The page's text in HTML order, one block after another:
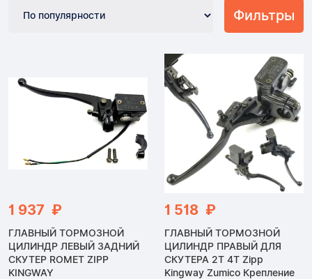
Фильтры
1 937 ₽
ГЛАВНЫЙ ТОРМОЗНОЙ
ЦИЛИНДР ЛЕВЫЙ ЗАДНИЙ
СКУТЕР ROMET ZIPP
KINGWAY
1 518 ₽
ГЛАВНЫЙ ТОРМОЗНОЙ
ЦИЛИНДР ПРАВЫЙ ДЛЯ
СКУТЕРА 2Т 4Т Zipp
Kingway Zumico Крепление